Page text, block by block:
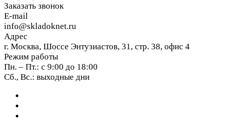
Заказать звонок
E-mail
info@skladoknet.ru
Адрес
г. Москва, Шоссе Энтузиастов, 31, стр. 38, офис 4
Режим работы
Пн. – Пт.: с 9:00 до 18:00
Сб., Вс.: выходные дни